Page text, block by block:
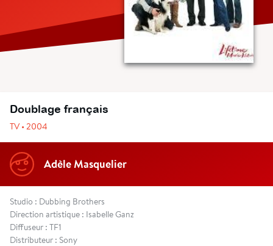
Doublage français
TV • 2004
Adèle Masquelier
Studio : Dubbing Brothers
Direction artistique : Isabelle Ganz
Diffuseur : TF1
Distributeur : Sony